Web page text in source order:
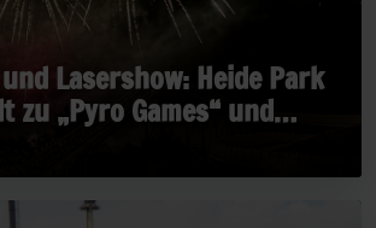
Lasershow: Heide Park
zu „Pyro Games“ und